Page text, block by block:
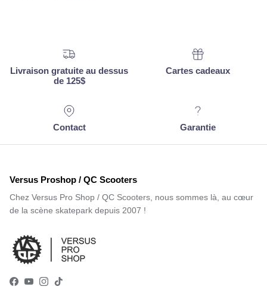
Livraison gratuite au dessus
de 125$
Cartes cadeaux
Contact Garantie
Versus Proshop / QC Scooters
Chez Versus Pro Shop / QC Scooters, nous sommes là, au cœur
de la scène skatepark depuis 2007 !
Facebook
YouTube
Instagram
TikTok